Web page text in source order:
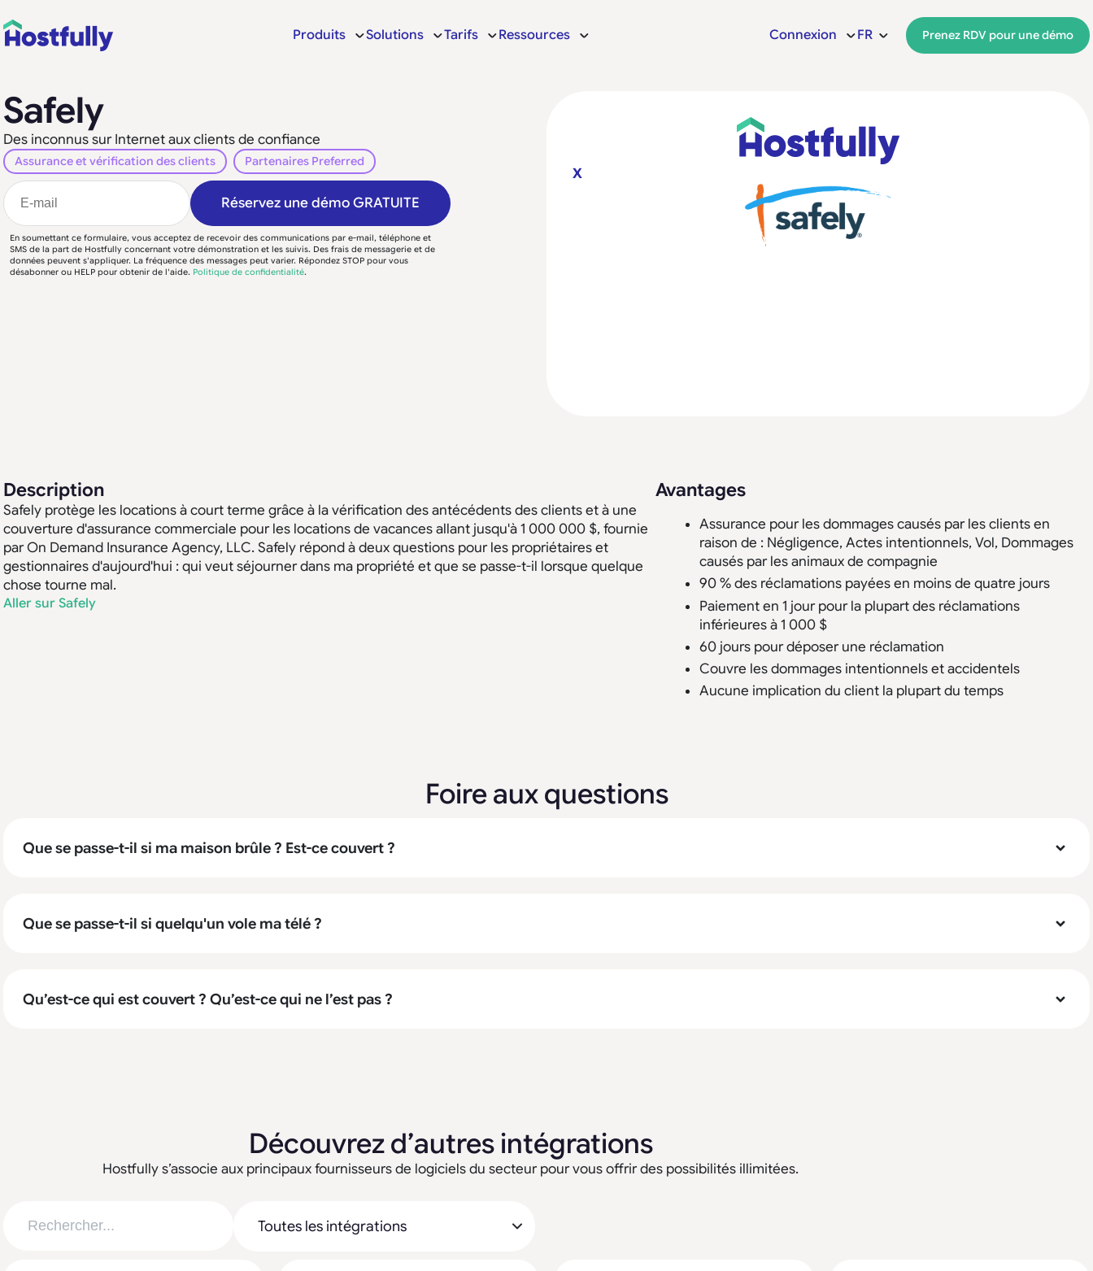
Produits Solutions Tarifs Ressources Connexion FR Prenez RDV pour une démo
Safely
Des inconnus sur Internet aux clients de confiance
Assurance et vérification des clients Partenaires Preferred
Réservez une démo GRATUITE
En soumettant ce formulaire, vous acceptez de recevoir des communications par e-mail, téléphone et
SMS de la part de Hostfully concernant votre démonstration et les suivis. Des frais de messagerie et de
données peuvent s'appliquer. La fréquence des messages peut varier. Répondez STOP pour vous
désabonner ou HELP pour obtenir de l'aide. Politique de confidentialité.
X
Description
Safely protège les locations à court terme grâce à la vérification des antécédents des clients et à une
couverture d'assurance commerciale pour les locations de vacances allant jusqu'à 1 000 000 $, fournie
par On Demand Insurance Agency, LLC. Safely répond à deux questions pour les propriétaires et
gestionnaires d'aujourd'hui : qui veut séjourner dans ma propriété et que se passe-t-il lorsque quelque
chose tourne mal.
Aller sur Safely
Avantages
Assurance pour les dommages causés par les clients en
raison de : Négligence, Actes intentionnels, Vol, Dommages
causés par les animaux de compagnie
90 % des réclamations payées en moins de quatre jours
Paiement en 1 jour pour la plupart des réclamations
inférieures à 1 000 $
60 jours pour déposer une réclamation
Couvre les dommages intentionnels et accidentels
Aucune implication du client la plupart du temps
Foire aux questions
Que se passe-t-il si ma maison brûle ? Est-ce couvert ?
Que se passe-t-il si quelqu'un vole ma télé ?
Qu’est-ce qui est couvert ? Qu’est-ce qui ne l’est pas ?
Découvrez d’autres intégrations
Hostfully s’associe aux principaux fournisseurs de logiciels du secteur pour vous offrir des possibilités illimitées.